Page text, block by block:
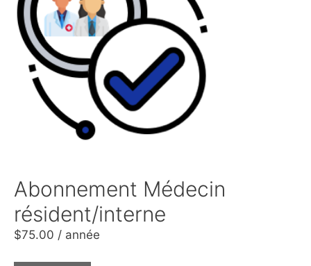
Abonnement Médecin
résident/interne
$75.00 / année